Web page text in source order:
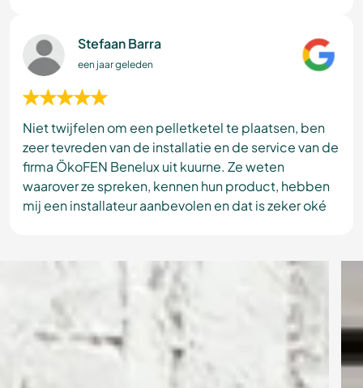
Stefaan Barra
een jaar geleden
Niet twijfelen om een pelletketel te plaatsen, ben
zeer tevreden van de installatie en de service van de
firma ÖkoFEN Benelux uit kuurne. Ze weten
waarover ze spreken, kennen hun product, hebben
mij een installateur aanbevolen en dat is zeker oké